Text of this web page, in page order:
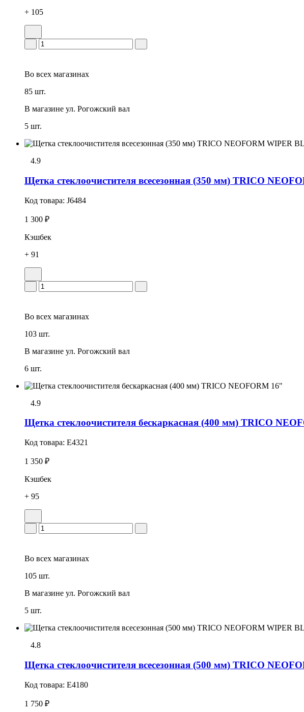
+ 105
Во всех магазинах
85 шт.
В магазине ул. Рогожский вал
5 шт.
4.9
Щетка стеклоочистителя всесезонная (350 мм) TRICO
Код товара: J6484
1 300 ₽
Кэшбек
+ 91
Во всех магазинах
103 шт.
В магазине ул. Рогожский вал
6 шт.
4.9
Щетка стеклоочистителя бескаркасная (400 мм) TRICO
Код товара: E4321
1 350 ₽
Кэшбек
+ 95
Во всех магазинах
105 шт.
В магазине ул. Рогожский вал
5 шт.
4.8
Щетка стеклоочистителя всесезонная (500 мм) TRICO
Код товара: E4180
1 750 ₽